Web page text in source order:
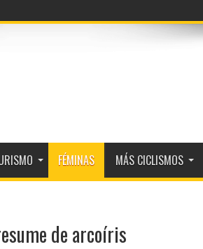
FÉMINAS MÁS CICLISMOS
de arcoíris